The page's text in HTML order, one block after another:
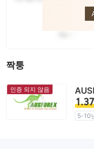
짝퉁
인증 되지 않음
1.37
5-10